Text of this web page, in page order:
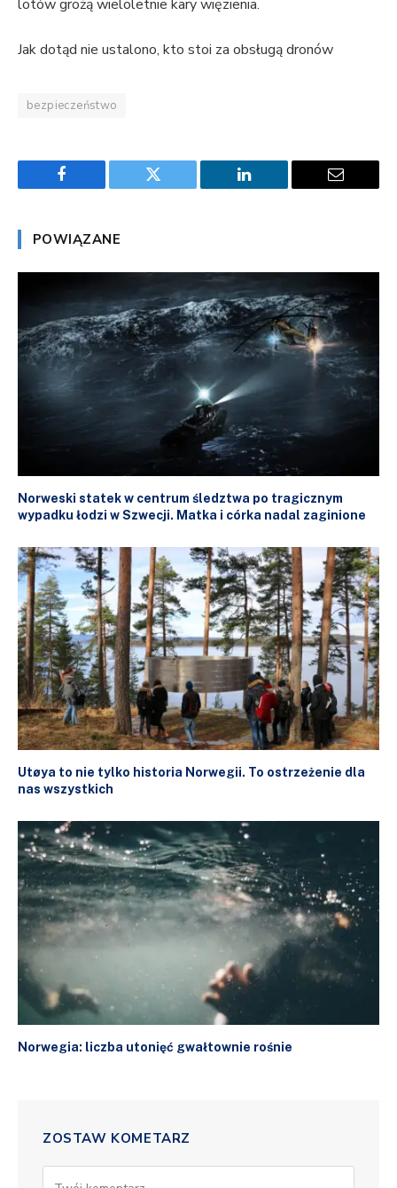
lotów grożą wieloletnie kary więzienia.
Jak dotąd nie ustalono, kto stoi za obsługą dronów
bezpieczeństwo
Facebook Twitter LinkedIn Email
POWIĄZANE
Norweski statek w centrum śledztwa po tragicznym
wypadku łodzi w Szwecji. Matka i córka nadal zaginione
Utøya to nie tylko historia Norwegii. To ostrzeżenie dla
nas wszystkich
Norwegia: liczba utonięć gwałtownie rośnie
ZOSTAW KOMETARZ